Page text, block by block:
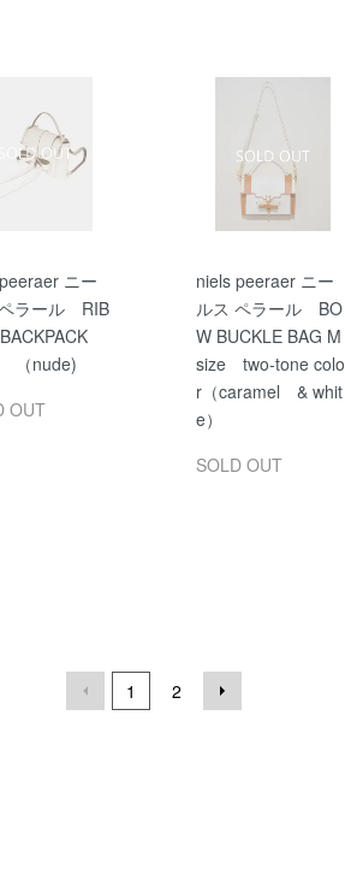
ニー
ラール RIB
（nude)
OUT
niels peeraer ニー
ルス ペラール BO
W BUCKLE BAG M
size two-tone colo
r（caramel & whit
e）
SOLD OUT
1 2